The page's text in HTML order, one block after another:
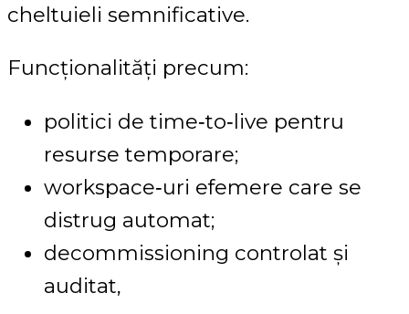
cheltuieli semnificative.
Funcționalități precum:
politici de time‑to‑live pentru
resurse temporare;
workspace‑uri efemere care se
distrug automat;
decommissioning controlat și
auditat,